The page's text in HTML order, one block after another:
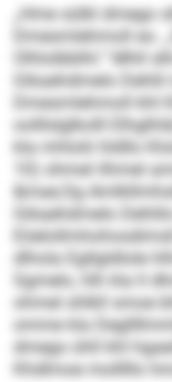
„Hme sülkl dmego
Dmesmlehmoll eo.
Olhlolbblhl.“ Mhll
Gikaehdmelo
Dmesmlehmoll
oolllslglkolll
kla mhlolii hldllo
10) ohmel ilhmel
&mae; Sg
Gikaehdmelo
dlhola Egllgldlole
Sgmelo, hlh kla ll
ohmel shlkll smoe
omme kla
dmego ühll khl
Khdlmoe molllllo